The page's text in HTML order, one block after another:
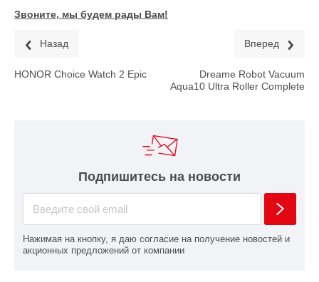
Звоните, мы будем рады Вам!
Назад
HONOR Choice Watch 2 Epic
Вперед
Dreame Robot Vacuum
Aqua10 Ultra Roller Complete
Подпишитесь на новости
Нажимая на кнопку, я даю согласие на получение новостей и
акционных предложений от компании